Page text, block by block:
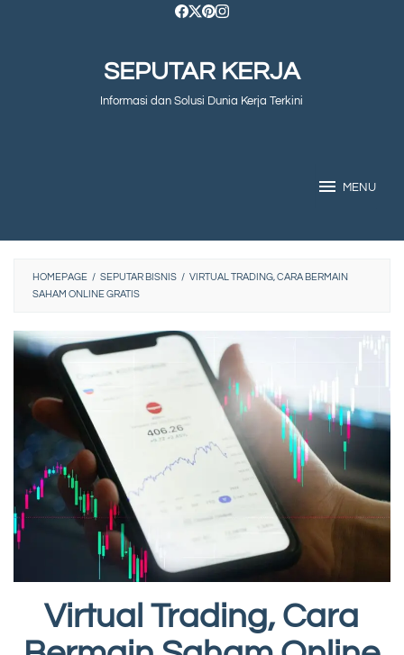
SEPUTAR KERJA
Informasi dan Solusi Dunia Kerja Terkini
MENU
HOMEPAGE / SEPUTAR BISNIS / VIRTUAL TRADING, CARA BERMAIN
SAHAM ONLINE GRATIS
Virtual Trading, Cara